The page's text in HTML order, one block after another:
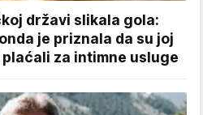
državi slikala gola:
je priznala da su joj
za intimne usluge